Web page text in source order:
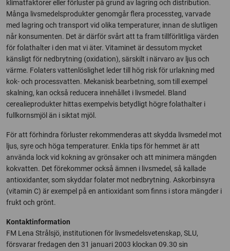
klimatfaktorer eller förluster på grund av lagring och distribution.
Många livsmedelsprodukter genomgår flera processteg, varvade
med lagring och transport vid olika temperaturer, innan de slutligen
når konsumenten. Det är därför svårt att ta fram tillförlitliga värden
för folathalter i den mat vi äter. Vitaminet är dessutom mycket
känsligt för nedbrytning (oxidation), särskilt i närvaro av ljus och
värme. Folaters vattenlöslighet leder till hög risk för urlakning med
kok- och processvatten. Mekanisk bearbetning, som till exempel
skalning, kan också reducera innehållet i livsmedel. Bland
cerealieprodukter hittas exempelvis betydligt högre folathalter i
fullkornsmjöl än i siktat mjöl.
För att förhindra förluster rekommenderas att skydda livsmedel mot
ljus, syre och höga temperaturer. Enkla tips för hemmet är att
använda lock vid kokning av grönsaker och att minimera mängden
kokvatten. Det förekommer också ämnen i livsmedel, så kallade
antioxidanter, som skyddar folater mot nedbrytning. Askorbinsyra
(vitamin C) är exempel på en antioxidant som finns i stora mängder i
frukt och grönt.
Kontaktinformation
FM Lena Strålsjö, institutionen för livsmedelsvetenskap, SLU,
försvarar fredagen den 31 januari 2003 klockan 09.30 sin